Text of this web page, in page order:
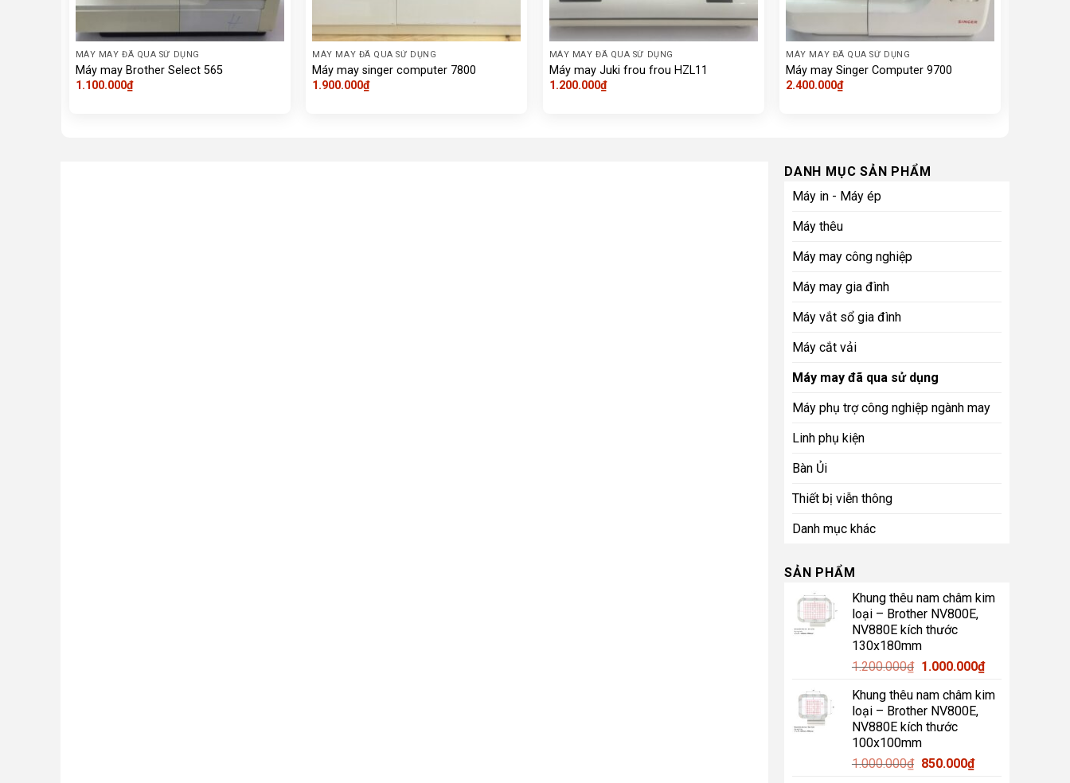
MÁY MAY ĐÃ QUA SỬ DỤNG
Máy may Brother Select 565
1.100.000₫
MÁY MAY ĐÃ QUA SỬ DỤNG
Máy may singer computer 7800
1.900.000₫
MÁY MAY ĐÃ QUA SỬ DỤNG
Máy may Juki frou frou HZL11
1.200.000₫
MÁY MAY ĐÃ QUA SỬ DỤNG
Máy may Singer Computer 9700
2.400.000₫
DANH MỤC SẢN PHẨM
Máy in - Máy ép
Máy thêu
Máy may công nghiệp
Máy may gia đình
Máy vắt sổ gia đình
Máy cắt vải
Máy may đã qua sử dụng
Máy phụ trợ công nghiệp ngành may
Linh phụ kiện
Bàn Ủi
Thiết bị viễn thông
Danh mục khác
SẢN PHẨM
Khung thêu nam châm kim
loại – Brother NV800E,
NV880E kích thước
130x180mm
1.200.000₫ Giá
là:
1.200.000₫.
1.000.000₫Giá
tại
Khung thêu nam châm kim
loại – Brother NV800E,
NV880E kích thước
100x100mm
1.000.000₫ Giá
850.000₫Giá